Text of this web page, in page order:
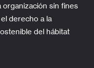
organización sin fines
derecho a la
del hábitat